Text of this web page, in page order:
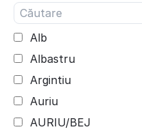
40
Alb
Albastru
Argintiu
Auriu
AURIU/BEJ